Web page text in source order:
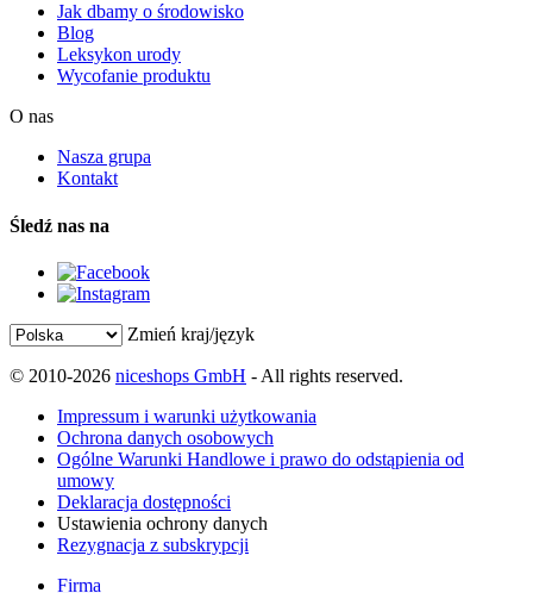
Jak dbamy o środowisko
Blog
Leksykon urody
Wycofanie produktu
O nas
Nasza grupa
Kontakt
Śledź nas na
Zmień kraj/język
© 2010-2026 niceshops GmbH - All rights reserved.
Impressum i warunki użytkowania
Ochrona danych osobowych
Ogólne Warunki Handlowe i prawo do odstąpienia od
umowy
Deklaracja dostępności
Ustawienia ochrony danych
Rezygnacja z subskrypcji
Firma